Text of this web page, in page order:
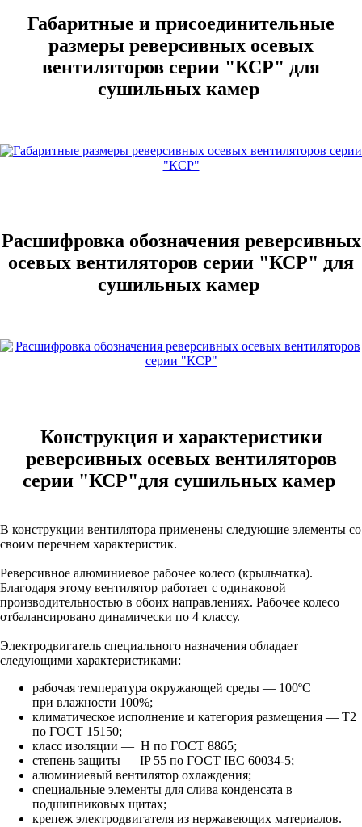
Габаритные и присоединительные
размеры реверсивных осевых
вентиляторов серии "КСР" для
сушильных камер
Расшифровка обозначения реверсивных
осевых вентиляторов серии "КСР" для
сушильных камер
Конструкция и характеристики
реверсивных осевых вентиляторов
серии "КСР"для сушильных камер
В конструкции вентилятора применены следующие элементы со
своим перечнем характеристик.
Реверсивное алюминиевое рабочее колесо (крыльчатка).
Благодаря этому вентилятор работает с одинаковой
производительностью в обоих направлениях. Рабочее колесо
отбалансировано динамически по 4 классу.
Электродвигатель специального назначения обладает
следующими характеристиками:
рабочая температура окружающей среды — 100ºС
при влажности 100%;
климатическое исполнение и категория размещения — Т2
по ГОСТ 15150;
класс изоляции — Н по ГОСТ 8865;
степень защиты — IP 55 по ГОСТ IEC 60034-5;
алюминиевый вентилятор охлаждения;
специальные элементы для слива конденсата в
подшипниковых щитах;
крепеж электродвигателя из нержавеющих материалов.